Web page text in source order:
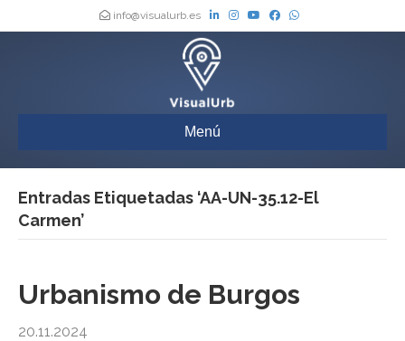
info@visualurb.es
Menú
Entradas Etiquetadas ‘AA-UN-35.12-El
Carmen’
Urbanismo de Burgos
20.11.2024